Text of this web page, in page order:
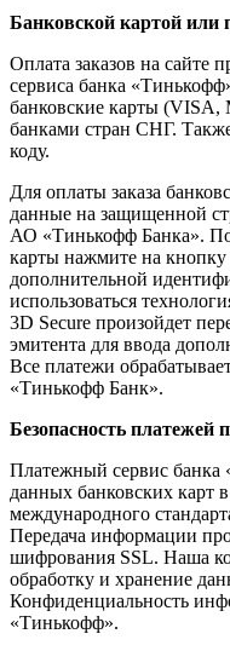
Банковской картой или
Оплата заказов на сайте
сервиса банка
банковские карты
банками стран СНГ.
коду.
Для оплаты заказа
данные на защищенной
АО «Тинькофф Банка».
карты нажмите на
дополнительной
использоваться
3D Secure произойдет
эмитента для ввода
Все платежи
«Тинькофф Банк».
Безопасность платежей
Платежный сервис банка
данных банковских карт
международного
Передача информации
шифрования SSL. Наша
обработку и хранение
Конфиденциальность
«Тинькофф».